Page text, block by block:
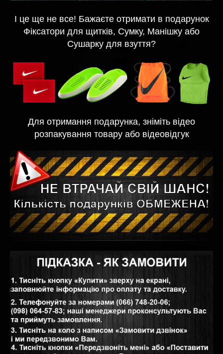
І це ще не все! Бажаєте отримати в подарунок
Фіксатори для щитків, Сумку, Манішку або
Сушарку для взуття?
Для отримання подарунка, зніміть відео
розпакування товару або відеовідгук